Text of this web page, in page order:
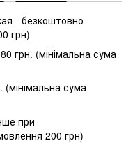
- безкоштовно
грн)
грн. (мінімальна сума
сума
при
200 грн)